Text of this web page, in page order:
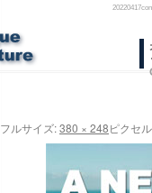
ン
フルサイズ:380 × 248ピクセル